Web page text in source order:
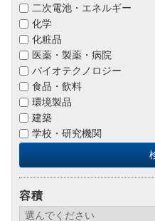
二次電池・エネルギー
化学
化粧品
医薬・製薬・病院
バイオテクノロジー
食品・飲料
環境製品
建築
学校・研究機関
容積